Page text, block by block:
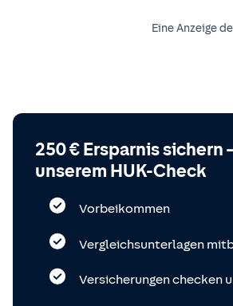
Eine Anzeige
250 € Ersparnis sichern
unserem HUK-Check
Vorbeikommen
Vergleichsunterlagen
Versicherungen checken